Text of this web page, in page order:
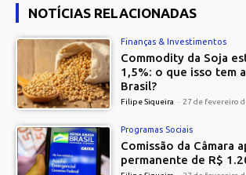
NOTÍCIAS RELACIONADAS
Finanças & Investimentos
Commodity da Soja
1,5%: o que isso tem
Brasil?
Filipe Siqueira - 27 de fevereiro
Programas Sociais
Comissão da Câmara
permanente de R$